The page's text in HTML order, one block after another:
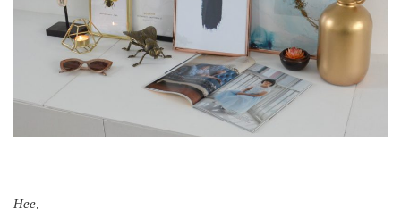
Hee,